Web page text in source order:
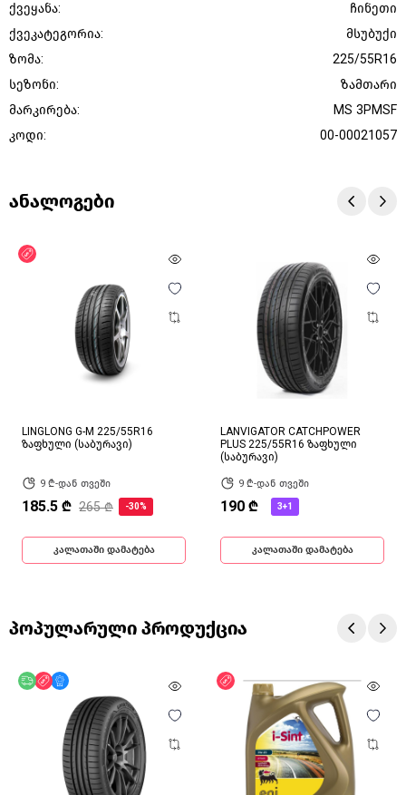
ქვეყანა:
ჩინეთი
ქვეკატეგორია:
მსუბუქი
ზომა:
225/55R16
სეზონი:
ზამთარი
მარკირება:
MS 3PMSF
კოდი:
00-00021057
ანალოგები
LINGLONG G-M 225/55R16
ზაფხული (საბურავი)
9 ₾-დან თვეში
185.5 ₾ 265 ₾ -30%
კალათაში დამატება
LANVIGATOR CATCHPOWER
PLUS 225/55R16 ზაფხული
(საბურავი)
9 ₾-დან თვეში
190 ₾ 3+1
კალათაში დამატება
პოპულარული პროდუქცია
უფასო მიწოდება
ფასდაკლება ფასდაკლება